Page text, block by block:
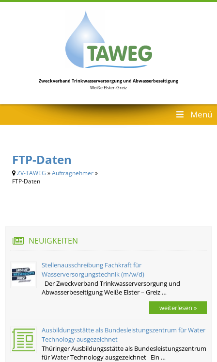
Zweckverband Trinkwasserversorgungund Abwasserbeseitigung
Weiße Elster-Greiz
Menü
FTP-Daten
ZV-TAWEG »Auftragnehmer»
FTP-Daten
NEUIGKEITEN
Stellenausschreibung Fachkraft für
Wasserversorgungstechnik (m/w/d)
Der Zweckverband Trinkwasserversorgung und
Abwasserbeseitigung Weiße Elster – Greiz …
weiterlesen »
Ausbildungsstätte als Bundesleistungszentrum für Water
Technology ausgezeichnet
Thüringer Ausbildungsstätte als Bundesleistungszentrum
für Water Technology ausgezeichnet Ein …